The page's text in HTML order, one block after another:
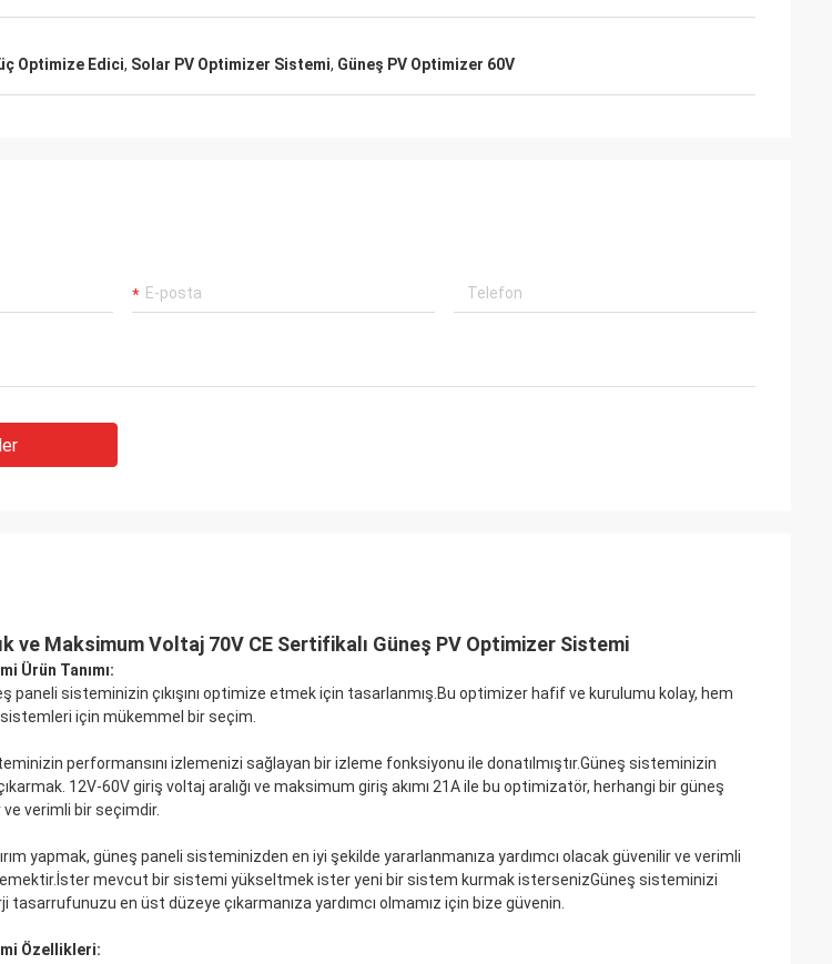
Optimize Edici, Solar PV Optimizer Sistemi, Güneş PV Optimizer 60V
ve Maksimum Voltaj 70V CE Sertifikalı Güneş PV Optimizer Sistemi
Ürün Tanımı:
paneli sisteminizin çıkışını optimize etmek için tasarlanmış.Bu optimizer hafif ve kurulumu kolay, hem
için mükemmel bir seçim.
performansını izlemenizi sağlayan bir izleme fonksiyonu ile donatılmıştır.Güneş sisteminizin
12V-60V giriş voltaj aralığı ve maksimum giriş akımı 21A ile bu optimizatör, herhangi bir güneş
verimli bir seçimdir.
yapmak, güneş paneli sisteminizden en iyi şekilde yararlanmanıza yardımcı olacak güvenilir ve verimli
mevcut bir sistemi yükseltmek ister yeni bir sistem kurmak istersenizGüneş sisteminizi
en üst düzeye çıkarmanıza yardımcı olmamız için bize güvenin.
Özellikleri: